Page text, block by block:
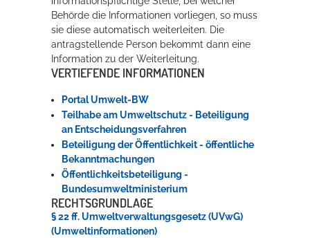
Behörde die Informationen vorliegen, so muss
sie diese automatisch weiterleiten. Die
antragstellende Person bekommt dann eine
Information zu der Weiterleitung.
VERTIEFENDE INFORMATIONEN
Portal Umwelt-BW
Teilhabe am Umweltschutz - Beteiligung
an Entscheidungsverfahren
Beteiligung der Öffentlichkeit - öffentliche
Bekanntmachungen
Öffentlichkeitsbeteiligung -
Bundesumweltministerium
RECHTSGRUNDLAGE
§ 22 ff. Umweltverwaltungsgesetz (UVwG)
(Umweltinformationen)